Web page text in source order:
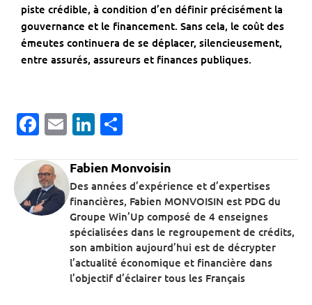
piste crédible, à condition d’en définir précisément la
gouvernance et le financement. Sans cela, le coût des
émeutes continuera de se déplacer, silencieusement,
entre assurés, assureurs et finances publiques.
Facebook
EmailLinkedIn
Fabien Monvoisin
Des années d’expérience et d’expertises
financières, Fabien MONVOISIN est PDG du
Groupe Win’Up composé de 4 enseignes
spécialisées dans le regroupement de crédits,
son ambition aujourd’hui est de décrypter
l’actualité économique et financière dans
l’objectif d’éclairer tous les Français